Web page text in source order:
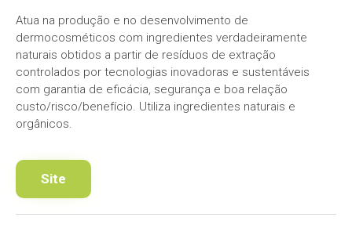
Atua na produção e no desenvolvimento de
dermocosméticos com ingredientes verdadeiramente
naturais obtidos a partir de resíduos de extração
controlados por tecnologias inovadoras e sustentáveis
com garantia de eficácia, segurança e boa relação
custo/risco/benefício. Utiliza ingredientes naturais e
orgânicos.
Site